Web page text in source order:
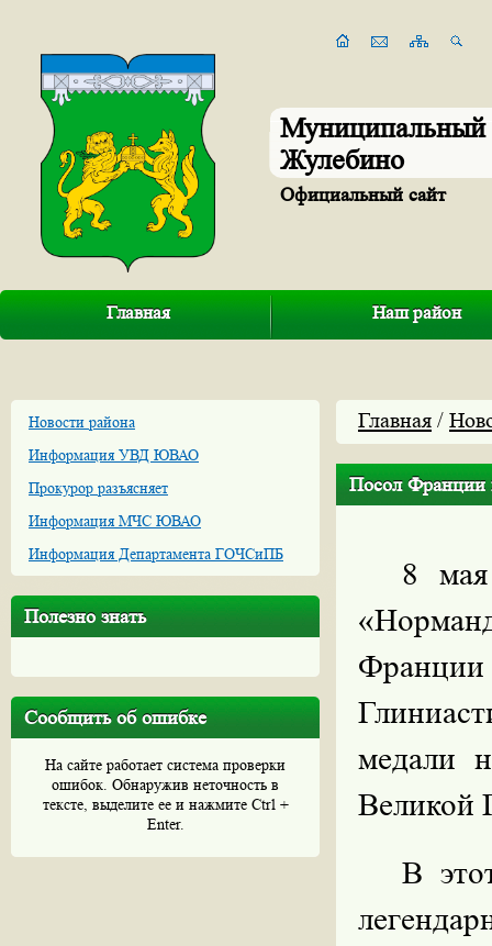
Муниципальный
Жулебино
Официальный сайт
Главная Наш район
Новости района
Информация УВД ЮВАО
Прокурор разъясняет
Информация МЧС ЮВАО
Информация Департамента ГОЧСиПБ
Полезно знать
Сообщить об ошибке
На сайте работает система проверки
ошибок. Обнаружив неточность в
тексте, выделите ее и нажмите Ctrl +
Enter.
Главная /
Посол Франции
8
медали
Великой
В